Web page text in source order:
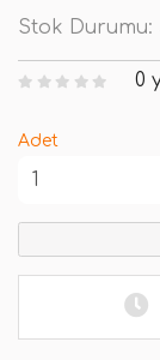
Stok Durumu:
0
Adet